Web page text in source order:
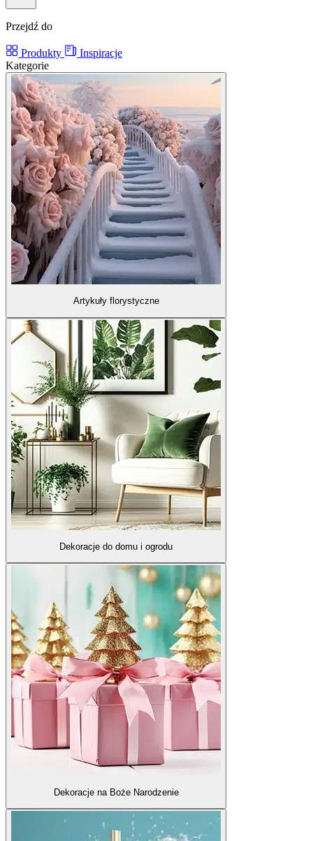
Przejdź do
Produkty
Inspiracje
Kategorie
Artykuły florystyczne
Dekoracje do domu i ogrodu
Dekoracje na Boże Narodzenie